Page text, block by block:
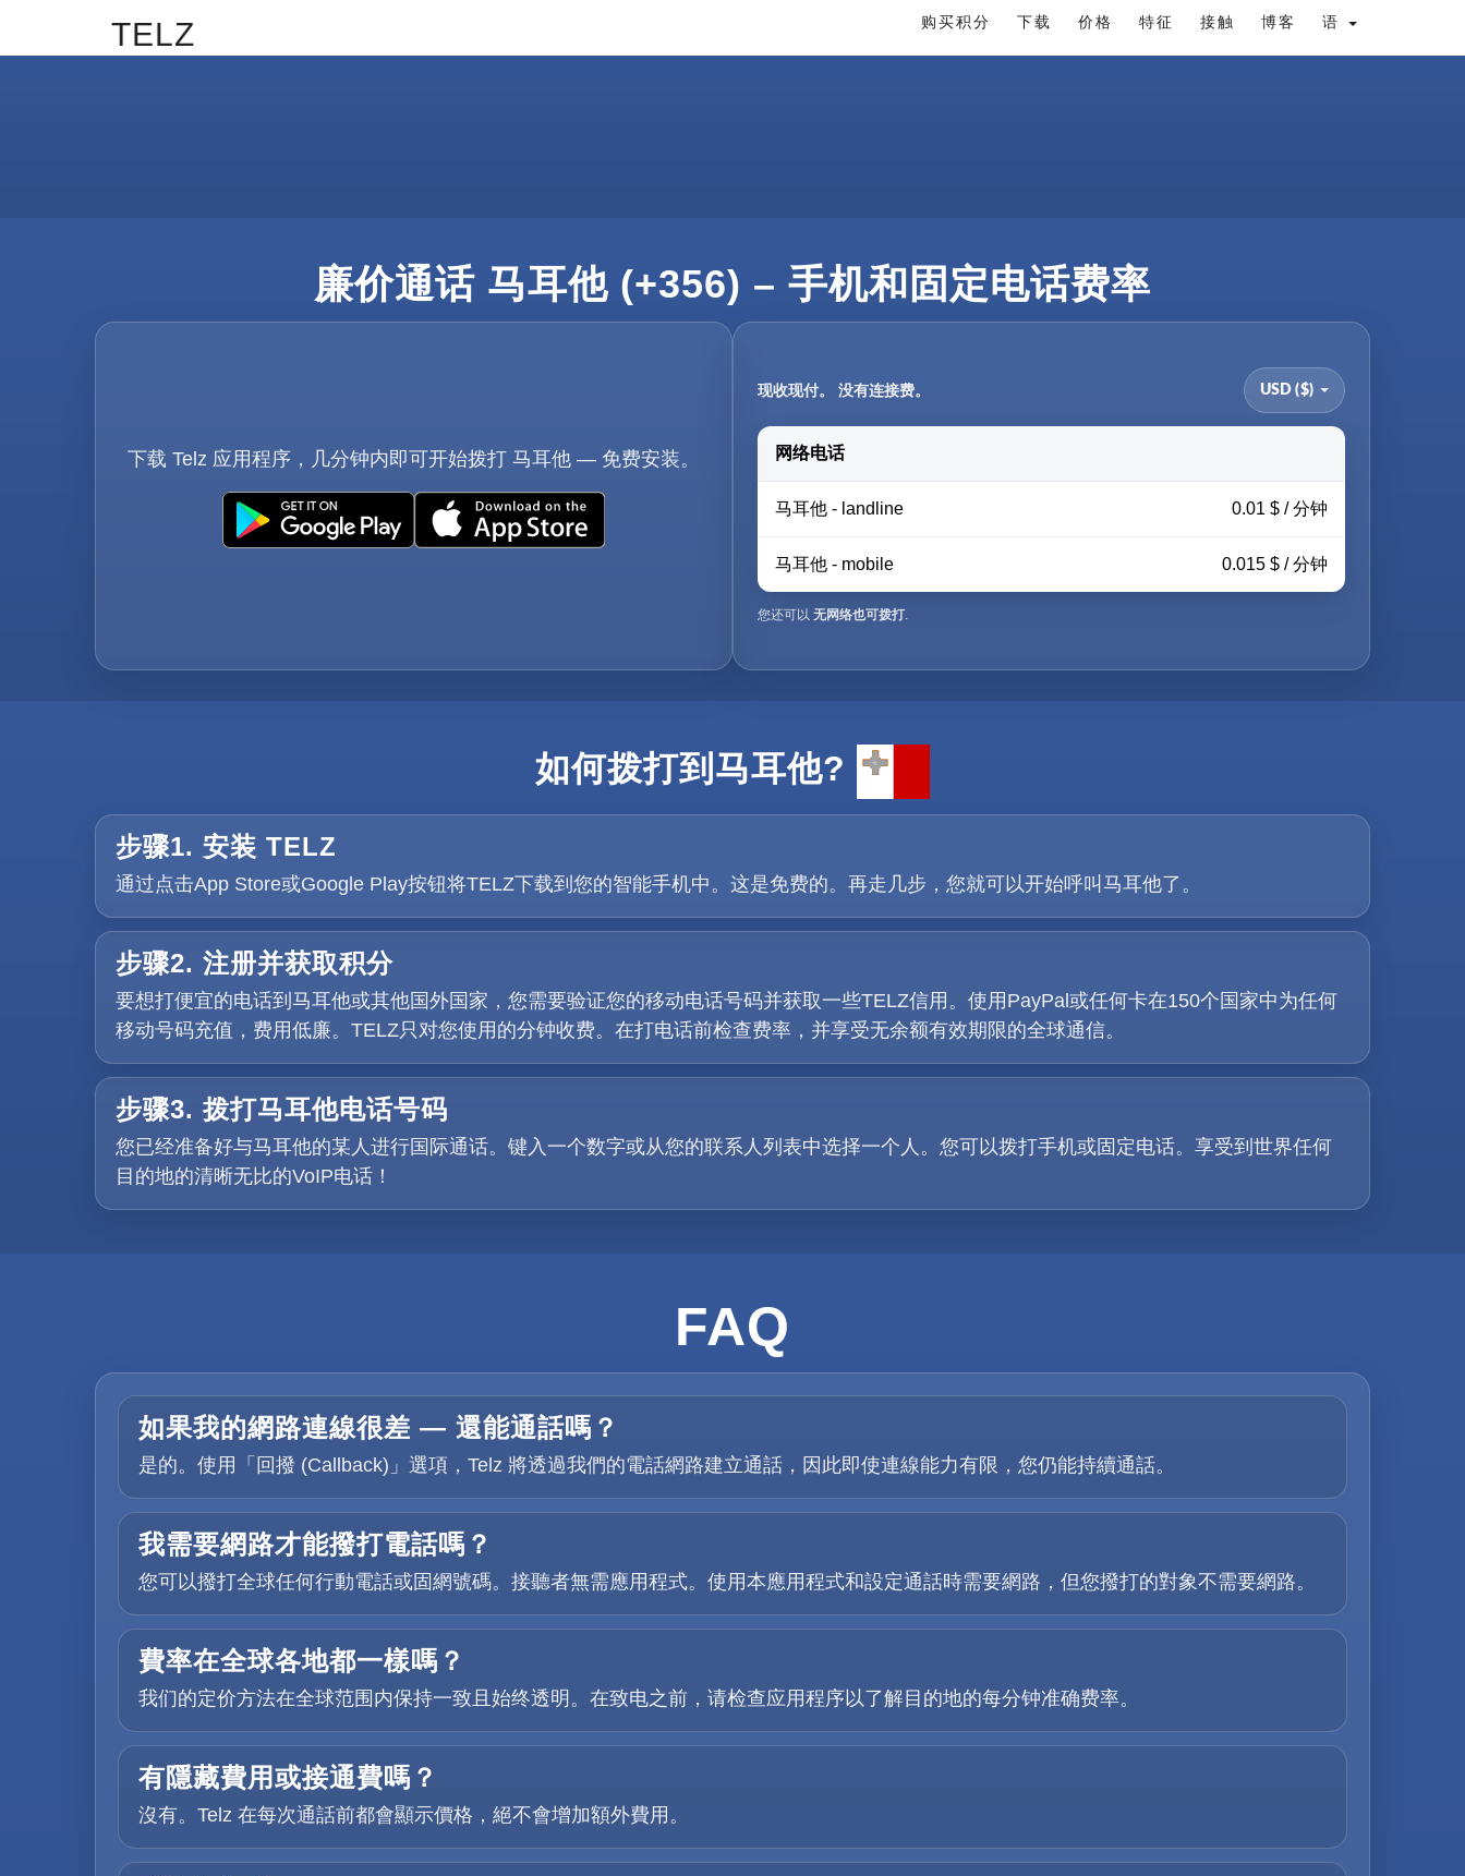
TELZ 购买积分 下载 价格 特征 接触 博客 语
廉价通话 马耳他 (+356) – 手机和固定电话费率
下载 Telz 应用程序，几分钟内即可开始拨打 马耳他 — 免费安装。
现收现付。 没有连接费。 USD ($)
网络电话
马耳他 - landline 0.01 $ / 分钟
马耳他 - mobile 0.015 $ / 分钟
您还可以 无网络也可拨打.
如何拨打到马耳他?
步骤1. 安装 TELZ
通过点击App Store或Google Play按钮将TELZ下载到您的智能手机中。这是免费的。再走几步，您就可以开始呼叫马耳他了。
步骤2. 注册并获取积分
要想打便宜的电话到马耳他或其他国外国家，您需要验证您的移动电话号码并获取一些TELZ信用。使用PayPal或任何卡在150个国家中为任何
移动号码充值，费用低廉。TELZ只对您使用的分钟收费。在打电话前检查费率，并享受无余额有效期限的全球通信。
步骤3. 拨打马耳他电话号码
您已经准备好与马耳他的某人进行国际通话。键入一个数字或从您的联系人列表中选择一个人。您可以拨打手机或固定电话。享受到世界任何
目的地的清晰无比的VoIP电话！
FAQ
如果我的網路連線很差 — 還能通話嗎？
是的。使用「回撥 (Callback)」選項，Telz 將透過我們的電話網路建立通話，因此即使連線能力有限，您仍能持續通話。
我需要網路才能撥打電話嗎？
您可以撥打全球任何行動電話或固網號碼。接聽者無需應用程式。使用本應用程式和設定通話時需要網路，但您撥打的對象不需要網路。
費率在全球各地都一樣嗎？
我们的定价方法在全球范围内保持一致且始终透明。在致电之前，请检查应用程序以了解目的地的每分钟准确费率。
有隱藏費用或接通費嗎？
沒有。Telz 在每次通話前都會顯示價格，絕不會增加額外費用。